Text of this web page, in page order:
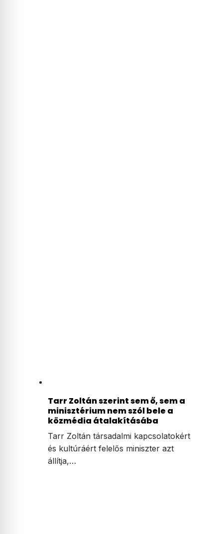
Tarr Zoltán szerint sem ő, sem a
minisztérium nem szól bele a
közmédia átalakításába
Tarr Zoltán társadalmi kapcsolatokért
és kultúráért felelős miniszter azt
állítja,…